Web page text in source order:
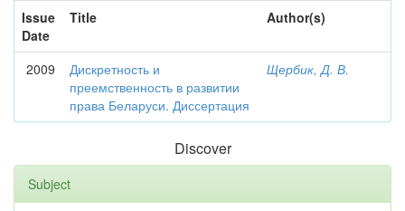
Issue
Date
Title Author(s)
2009
Дискретность и
преемственность в развитии
права Беларуси. Диссертация
Щербик, Д. В.
Discover
Subject